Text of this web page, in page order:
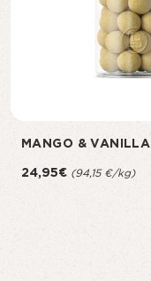
MANGO & VANILLA
24,95€ (94,15 €/kg)